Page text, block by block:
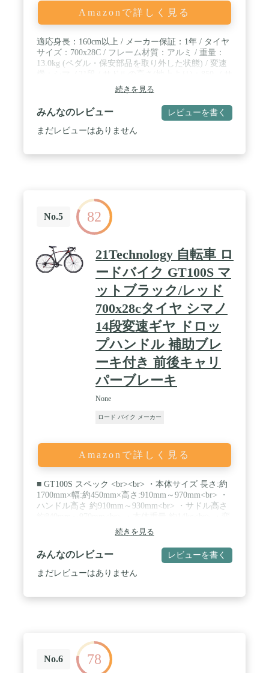
Amazonで詳しく見る
適応身長：160cm以上 / メーカー保証：1年 / タイヤ
サイズ：700x28C / フレーム材質：アルミ / 重量：
13.0kg (ペダル・保安部品を取り外した状態) / 変速
イズ(横×高さ×幅)：1710x940x450mm
続きを見る
みんなのレビュー レビューを書く
まだレビューはありません
No.5 82
21Technology 自転車 ロ
ードバイク GT100S マ
ットブラック/レッド
700x28cタイヤ シマノ
14段変速ギヤ ドロッ
プハンドル 補助ブレ
ーキ付き 前後キャリ
パーブレーキ
None
ロード バイク メーカー
Amazonで詳しく見る
■ GT100S スペック <br><br> ・本体サイズ 長さ:約
1700mm×幅:約450mm×高さ:910mm～970mm<br> ・
ハンドル高さ 約910mm～930mm<br> ・サドル高さ
速ギヤ 14段（シマノ製）<br> ・タイヤサイズ
700x28c<br> ・タイヤ幅 28mm<br> ・保険 PL保険
加入済<br> ・フレームサイズ 480mm<br> ・トップ
チューブ 535mm<br> ・フレーム材質 スチール<br>
・リム材質 アルミ<br> ・ハンドルバー ドロップハ
ハンドル・サドル・ペダル・前輪（クイックレリー
ズ式、工具なしで取付できます）】。<br>※改良な
どにより予告なくデザイン・仕様の変更がある場合
続きを見る
みんなのレビュー レビューを書く
まだレビューはありません
No.6 78